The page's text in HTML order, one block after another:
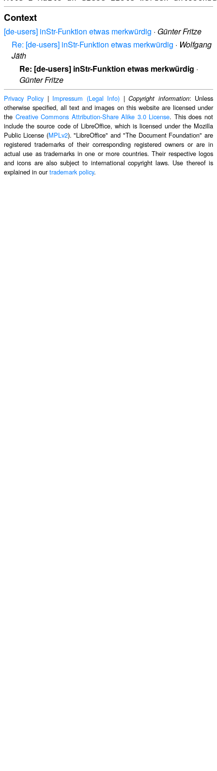
Context
[de-users] inStr-Funktion etwas merkwürdig · Günter Fritze
Re: [de-users] inStr-Funktion etwas merkwürdig · Wolfgang
Jäth
Re: [de-users] inStr-Funktion etwas merkwürdig ·
Günter Fritze
Privacy Policy | Impressum (Legal Info) |Copyright information: Unless
otherwise specified, all text and images on this website are licensed under
the Creative Commons Attribution-Share Alike 3.0 License. This does not
include the source code of LibreOffice, which is licensed under the Mozilla
Public License (MPLv2). "LibreOffice" and "The Document Foundation" are
registered trademarks of their corresponding registered owners or are in
actual use as trademarks in one or more countries. Their respective logos
and icons are also subject to international copyright laws. Use thereof is
explained in ourtrademark policy.